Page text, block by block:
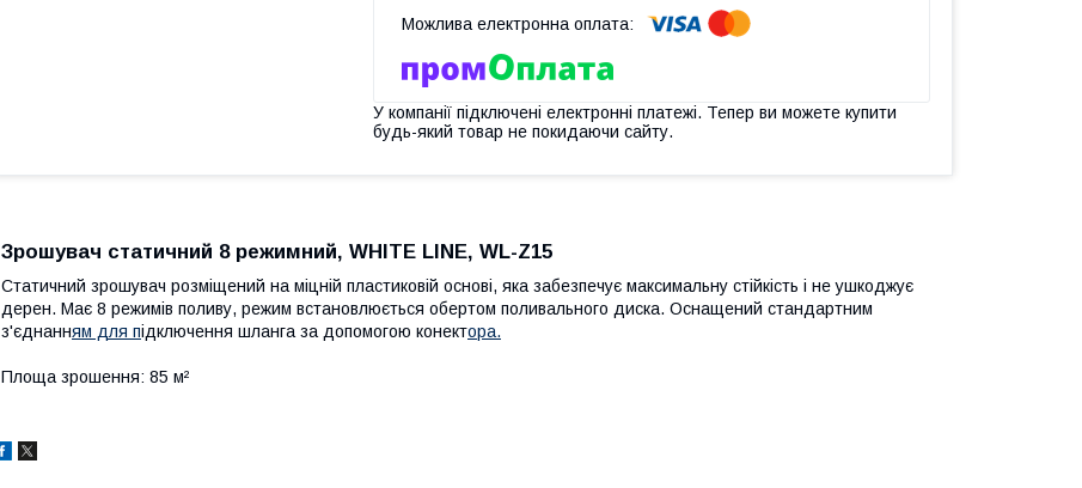
У компанії підключені електронні платежі. Тепер ви можете купити
будь-який товар не покидаючи сайту.
Зрошувач статичний 8 режимний, WHITE LINE, WL-Z15
Статичний зрошувач розміщений на міцній пластиковій основі, яка забезпечує максимальну стійкість і не ушкоджує
дерен. Має 8 режимів поливу, режим встановлюється обертом поливального диска. Оснащений стандартним
з'єднанням для підключення шланга за допомогою конектора.
Площа зрошення: 85 м²